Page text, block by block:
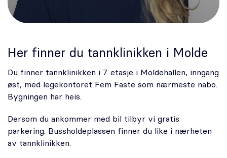
Her finner du tannklinikken i Molde
Du finner tannklinikken i 7. etasje i Moldehallen, inngang
øst, med legekontoret Fem Faste som nærmeste nabo.
Bygningen har heis.
Dersom du ankommer med bil tilbyr vi gratis
parkering. Bussholdeplassen finner du like i nærheten
av tannklinikken.